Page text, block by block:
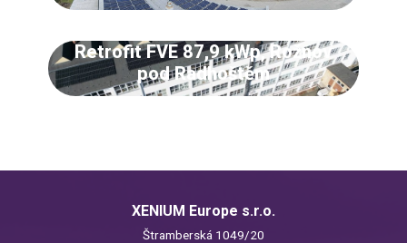
Retrofit FVE 87,9 kWp, Rožnov
pod Radhoštěm
XENIUM Europe s.r.o.
Štramberská 1049/20